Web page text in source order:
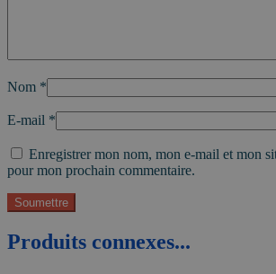
Nom *
E-mail *
Enregistrer mon nom, mon e-mail et mon
pour mon prochain commentaire.
Produits connexes...